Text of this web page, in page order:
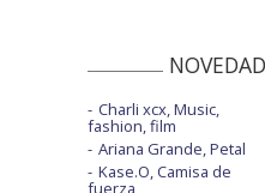
Charli xcx, Music,
fashion, film
Ariana Grande, Petal
Kase.O, Camisa de
fuerza